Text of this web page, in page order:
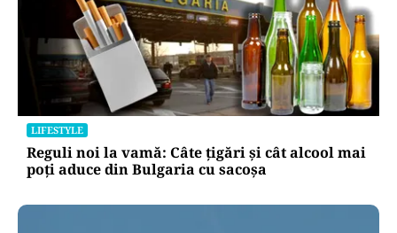
LIFESTYLE
Reguli noi la vamă: Câte țigări și cât alcool mai
poți aduce din Bulgaria cu sacoșa